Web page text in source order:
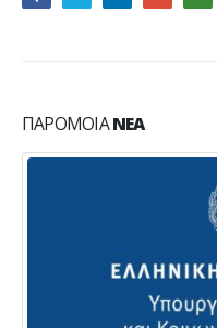
ΠΑΡΌΜΟΙΑΝΈΑ